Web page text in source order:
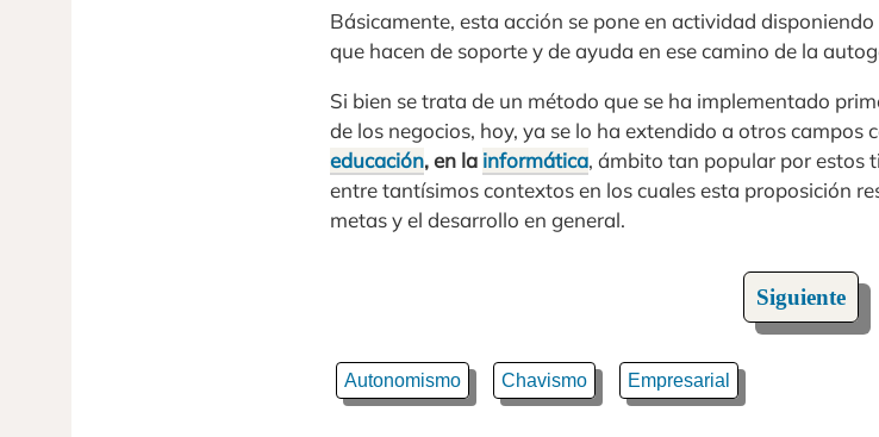
Básicamente, esta acción se pone en actividad
que hacen de soporte y de ayuda en ese camino de la
Si bien se trata de un método que se ha implementado
de los negocios, hoy, ya se lo ha extendido a otros campos
educación, en la informática, ámbito tan popular por estos
entre tantísimos contextos en los cuales esta proposición
metas y el desarrollo en general.
Siguiente
Autonomismo Chavismo Empresarial